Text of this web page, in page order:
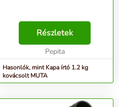
Részletek
Pepita
Hasonlók, mint Kapa írtó 1.2 kg
kovácsolt MUTA